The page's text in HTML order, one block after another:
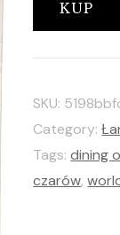
KUP
SKU:
Category:
Tags:dining
czarów,